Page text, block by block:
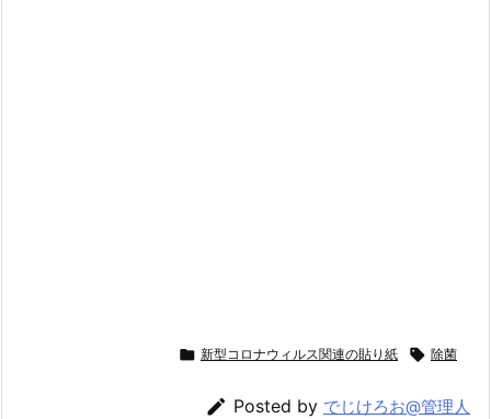
 新型コロナウィルス関連の貼り紙  除菌
 Posted by でじけろお@管理人